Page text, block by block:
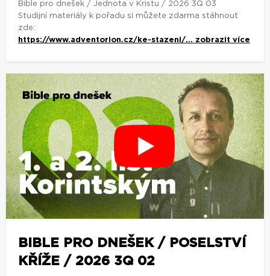
Bible pro dnešek / Jednota v Kristu / 2026 3Q 03
Studijní materiály k pořadu si můžete zdarma stáhnout
zde:
https://www.adventorion.cz/ke-stazeni/... zobrazit více
BIBLE PRO DNEŠEK / POSELSTVÍ
KŘÍŽE / 2026 3Q 02